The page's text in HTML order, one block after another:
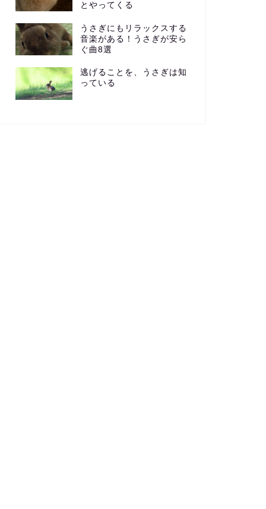
とやってくる
うさぎにもリラックスする
音楽がある！うさぎが安ら
ぐ曲8選
逃げることを、うさぎは知
っている